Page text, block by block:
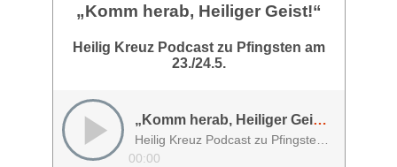
„Komm herab, Heiliger Geist!“
Heilig Kreuz Podcast zu Pfingsten am
23./24.5.
„Komm herab, Heiliger Geist!“
Heilig Kreuz Podcast zu Pfingsten am 23./24.5.
00:00